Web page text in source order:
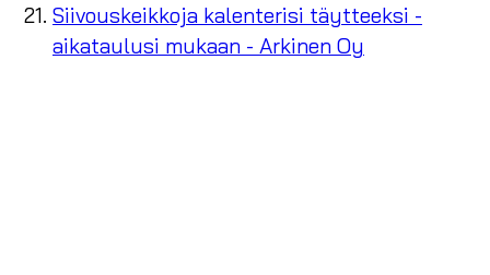
Siivouskeikkoja kalenterisi täytteeksi -
aikataulusi mukaan - Arkinen Oy